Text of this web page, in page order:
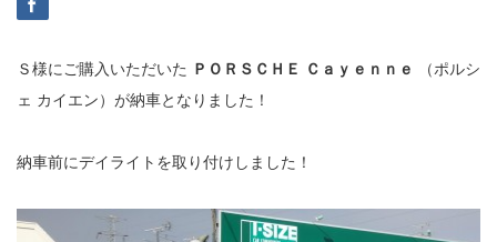
Ｓ様にご購入いただいた ＰＯＲＳＣＨＥ Ｃａｙｅｎｎｅ
（ポルシ
ェ カイエン）が納車となりました！
納車前にデイライトを取り付けしました！